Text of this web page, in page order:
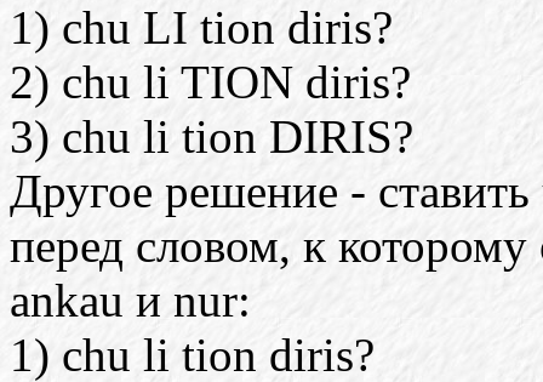
1) chu LI tion diris?
2) chu li TION diris?
3) chu li tion DIRIS?
Другое решение -
перед словом, к которому
ankau и nur:
1) chu li tion diris?